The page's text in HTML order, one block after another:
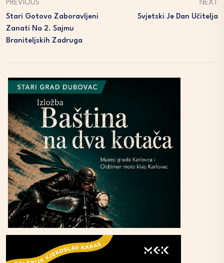
PREVIOUS
Stari Gotovo Zaboravljeni
Zanati Na 2. Sajmu
Braniteljskih Zadruga
NEXT
Svjetski Je Dan Učitelja